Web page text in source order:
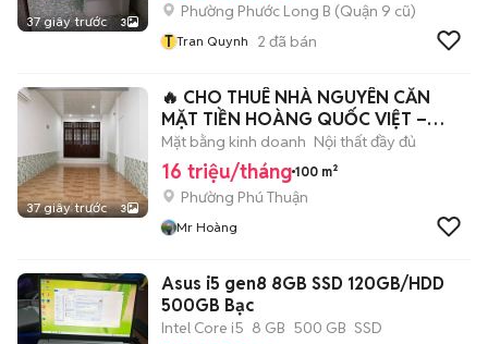
37 giây trước 3
Phường Phước Long B (Quận 9 cũ)
T Tran Quynh 2 đã bán
37 giây trước 3
🔥 CHO THUÊ NHÀ NGUYÊN CĂN
MẶT TIỀN HOÀNG QUỐC VIỆT –
QUẬN 7
Mặt bằng kinh doanh Nội thất đầy đủ
16 triệu/tháng 100 m²
Phường Phú Thuận
Mr Hoàng
Asus i5 gen8 8GB SSD 120GB/HDD
500GB Bạc
Intel Core i5 8 GB 500 GB SSD